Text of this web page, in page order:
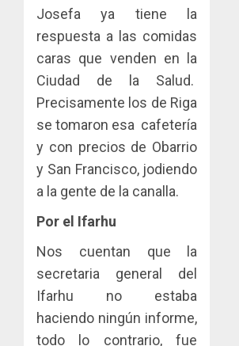
Josefa ya tiene la
respuesta a las comidas
caras que venden en la
Ciudad de la Salud.
Precisamente los de Riga
se tomaron esa cafetería
y con precios de Obarrio
y San Francisco, jodiendo
a la gente de la canalla.
Por el Ifarhu
Nos cuentan que la
secretaria general del
Ifarhu no estaba
haciendo ningún informe,
todo lo contrario, fue